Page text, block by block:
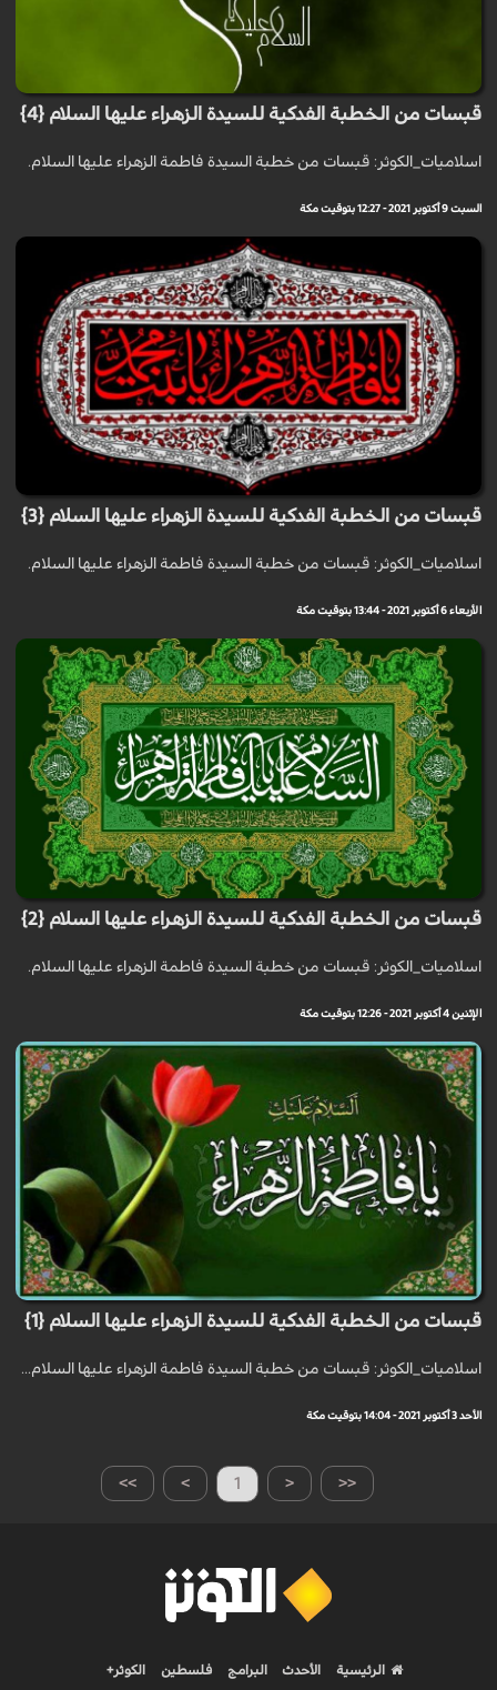
قبسات من الخطبة الفدكية للسيدة الزهراء عليها السلام {4}
اسلاميات_الكوثر: قبسات من خطبة السيدة فاطمة الزهراء عليها السلام.
السبت 9 أكتوبر 2021 - 12:27 بتوقيت مكة
قبسات من الخطبة الفدكية للسيدة الزهراء عليها السلام {3}
اسلاميات_الكوثر: قبسات من خطبة السيدة فاطمة الزهراء عليها السلام.
الأربعاء 6 أكتوبر 2021 - 13:44 بتوقيت مكة
قبسات من الخطبة الفدكية للسيدة الزهراء عليها السلام {2}
اسلاميات_الكوثر: قبسات من خطبة السيدة فاطمة الزهراء عليها السلام.
الإثنين 4 أكتوبر 2021 - 12:26 بتوقيت مكة
قبسات من الخطبة الفدكية للسيدة الزهراء عليها السلام {1}
اسلاميات_الكوثر: قبسات من خطبة السيدة فاطمة الزهراء عليها السلام...
الأحد 3 أكتوبر 2021 - 14:04 بتوقيت مكة
>> > 1 < <<
الرئيسية الأحدث البرامج فلسطين الكوثر+